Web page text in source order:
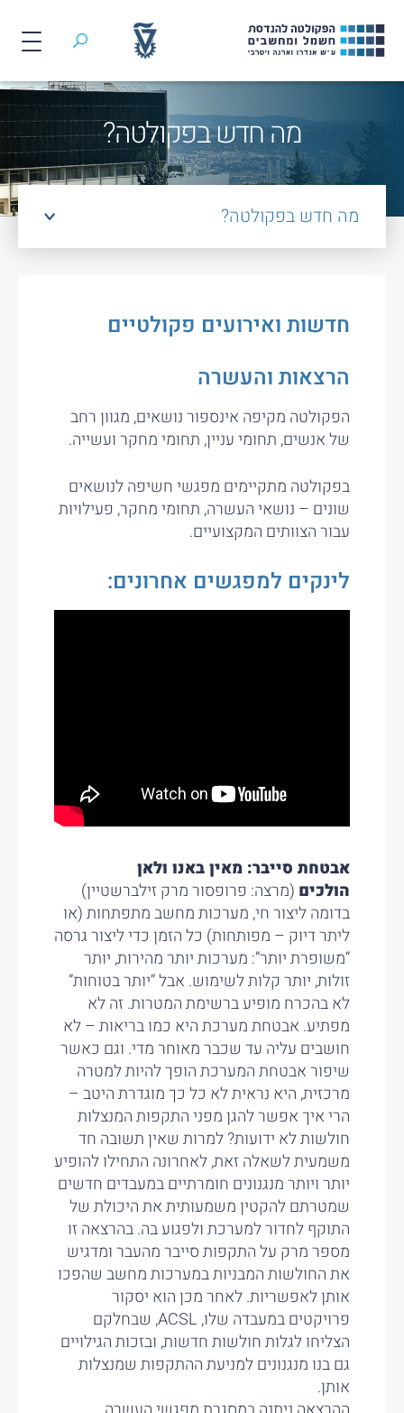
חיפוש
מה חדש בפקולטה?
מה חדש בפקולטה?
חדשות ואירועים פקולטיים
הרצאות והעשרה
הפקולטה מקיפה אינספור נושאים, מגוון רחב
של אנשים, תחומי עניין, תחומי מחקר ועשייה.
בפקולטה מתקיימים מפגשי חשיפה לנושאים
שונים – נושאי העשרה, תחומי מחקר, פעילויות
עבור הצוותים המקצועיים.
לינקים למפגשים אחרונים:
אבטחת סייבר: מאין באנו ולאן
הולכים (מרצה: פרופסור מרק זילברשטיין)
בדומה ליצור חי, מערכות מחשב מתפתחות (או
ליתר דיוק – מפותחות) כל הזמן כדי ליצור גרסה
“משופרת יותר”: מערכות יותר מהירות, יותר
זולות, יותר קלות לשימוש. אבל “יותר בטוחות”
לא בהכרח מופיע ברשימת המטרות. זה לא
מפתיע. אבטחת מערכת היא כמו בריאות – לא
חושבים עליה עד שכבר מאוחר מדי. וגם כאשר
שיפור אבטחת המערכת הופך להיות למטרה
מרכזית, היא נראית לא כל כך מוגדרת היטב –
הרי איך אפשר להגן מפני התקפות המנצלות
חולשות לא ידועות? למרות שאין תשובה חד
משמעית לשאלה זאת, לאחרונה התחילו להופיע
יותר ויותר מנגנונים חומרתיים במעבדים חדשים
שמטרתם להקטין משמעותית את היכולת של
התוקף לחדור למערכת ולפגוע בה. בהרצאה זו
מספר מרק על התקפות סייבר מהעבר ומדגיש
את החולשות המבניות במערכות מחשב שהפכו
אותן לאפשריות. לאחר מכן הוא יסקור
פרויקטים במעבדה שלו, ACSL, שבחלקם
הצליחו לגלות חולשות חדשות, ובזכות הגילויים
גם בנו מנגנונים למניעת ההתקפות שמנצלות
אותן.